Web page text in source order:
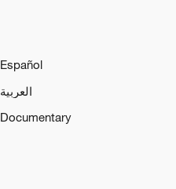
Español
العربية
Documentary